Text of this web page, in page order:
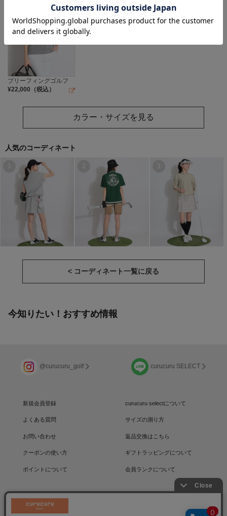
ブリーフィングゴルフ
¥22,000 （税込）
カラー・サイズを見る
人気のコーディネート
2 3
< コーディネート一覧に戻る
今知りたい！おすすめ情報
@curucuru_golf curucuru SELECT
新規会員登録 curucuru selectについて
よくある質問 サイズの測り方
お問い合わせ 返品交換はこちら
クーポンの使い方 ギフトラッピングについて
ポイントについて 会員ランクについて